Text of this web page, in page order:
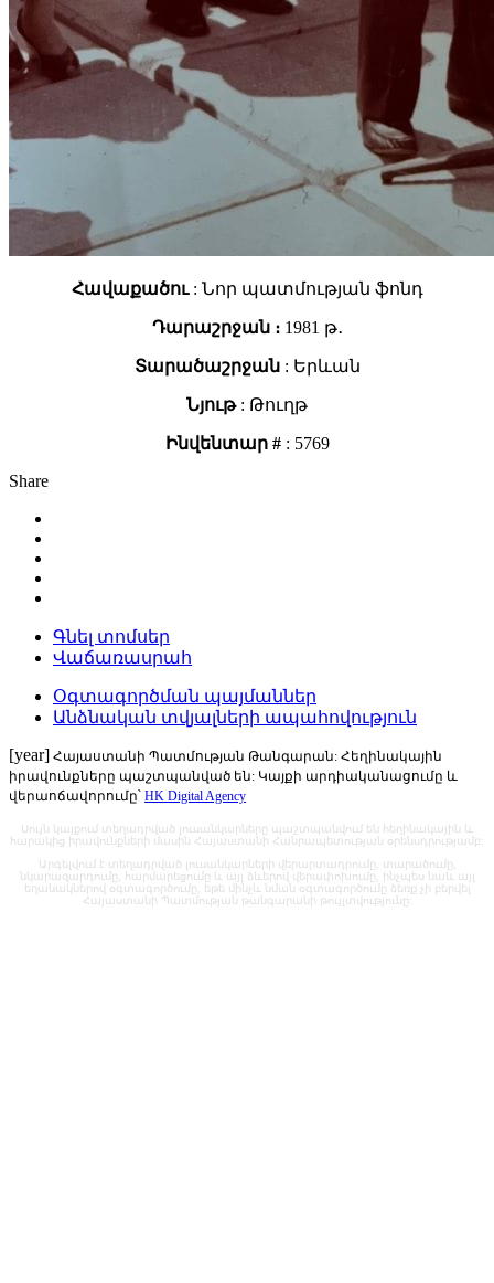
Հավաքածու: Նոր պատմության ֆոնդ
Դարաշրջան ։1981 թ․
Տարածաշրջան: Երևան
Նյութ: Թուղթ
Ինվենտար #: 5769
Share
Գնել տոմսեր
Վաճառասրահ
Օգտագործման պայմաններ
Անձնական տվյալների ապահովություն
[year] Հայաստանի Պատմության Թանգարան: Հեղինակային
իրավունքները պաշտպանված են: Կայքի արդիականացումը և
վերաոճավորումը՝ HK Digital Agency
Սույն կայքում տեղադրված լուսանկարները պաշտպանվում են հեղինակային և
հարակից իրավունքների մասին Հայաստանի Հանրապետության օրենսդրությամբ:
Արգելվում է տեղադրված լուսանկարների վերարտադրումը, տարածումը,
նկարազարդումը, հարմարեցումը և այլ ձևերով վերափոխումը, ինչպես նաև այլ
եղանակներով օգտագործումը, եթե մինչև նման օգտագործումը ձեռք չի բերվել
Հայաստանի Պատմության թանգարանի թույլտվությունը: